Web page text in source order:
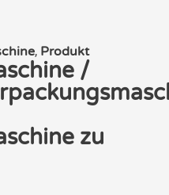
, Produkt
/
zu